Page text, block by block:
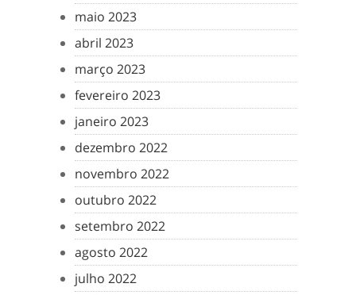
maio 2023
abril 2023
março 2023
fevereiro 2023
janeiro 2023
dezembro 2022
novembro 2022
outubro 2022
setembro 2022
agosto 2022
julho 2022